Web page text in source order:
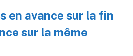
en avance sur la fin
sur la même